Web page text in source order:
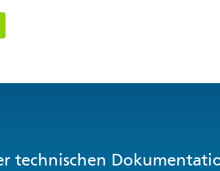
technischen